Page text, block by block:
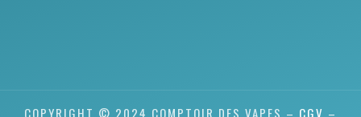
COPYRIGHT © 2024 COMPTOIR DES VAPES – CGV –